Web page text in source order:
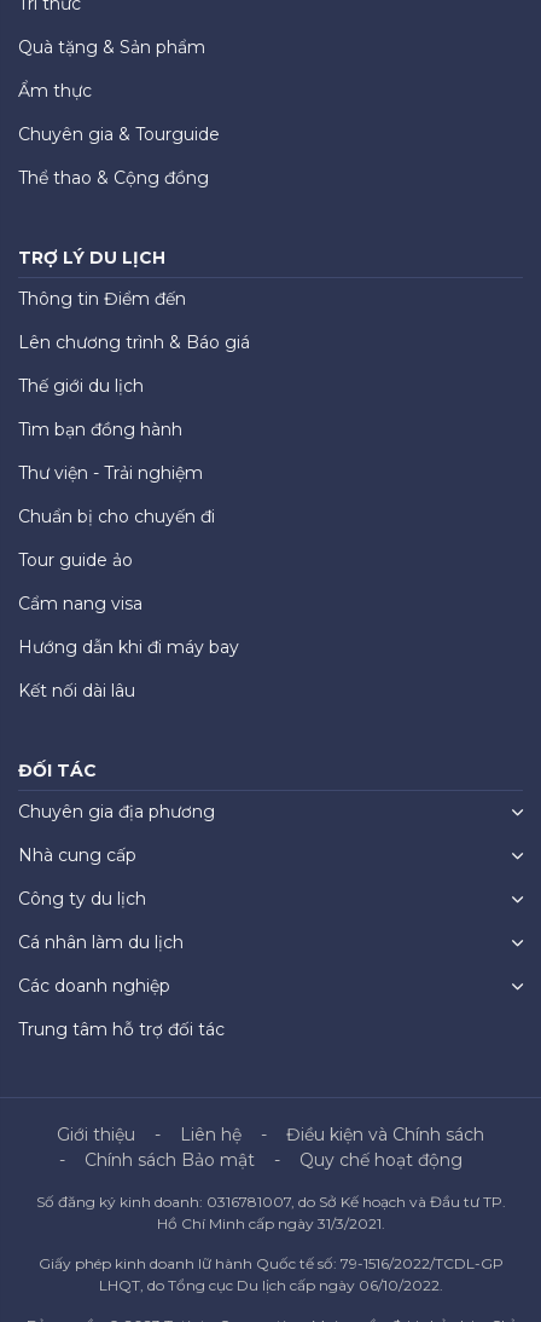
Quà tặng & Sản phẩm
Ẩm thực
Chuyên gia & Tourguide
Thể thao & Cộng đồng
TRỢ LÝ DU LỊCH
Thông tin Điểm đến
Lên chương trình & Báo giá
Thế giới du lịch
Tìm bạn đồng hành
Thư viện - Trải nghiệm
Chuẩn bị cho chuyến đi
Tour guide ảo
Cẩm nang visa
Hướng dẫn khi đi máy bay
Kết nối dài lâu
ĐỐI TÁC
Chuyên gia địa phương
Nhà cung cấp
Công ty du lịch
Cá nhân làm du lịch
Các doanh nghiệp
Trung tâm hỗ trợ đối tác
Giới thiệu Liên hệ
Điều kiện và Chính sách
Chính sách Bảo mật
Quy chế hoạt động
Số đăng ký kinh doanh: 0316781007, do Sở Kế hoạch và Đầu tư TP.
Hồ Chí Minh cấp ngày 31/3/2021.
Giấy phép kinh doanh lữ hành Quốc tế số: 79-1516/2022/TCDL-GP
LHQT, do Tổng cục Du lịch cấp ngày 06/10/2022.